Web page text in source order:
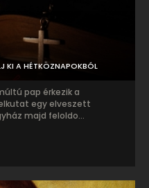
KI A HÉTKÖZNAPOKBÓL
pap érkezik a
egy elveszett
majd feloldo...